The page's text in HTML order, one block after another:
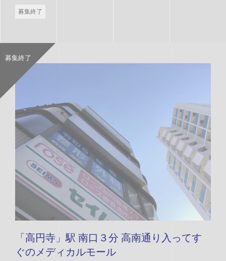
募集終了
「高円寺」駅 南口３分 高南通り入ってす
ぐのメディカルモール
募集終了